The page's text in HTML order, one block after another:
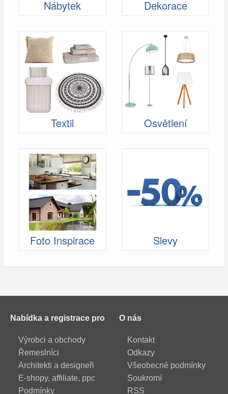
Nábytek Dekorace
Textil Osvětlení
Foto Inspirace Slevy
Nabídka a registrace pro
Výrobci a obchody
Řemeslníci
Architekti a designeři
E-shopy, affiliate, ppc
Podmínky
O nás
Kontakt
Odkazy
Všeobecné podmínky
Soukromí
RSS